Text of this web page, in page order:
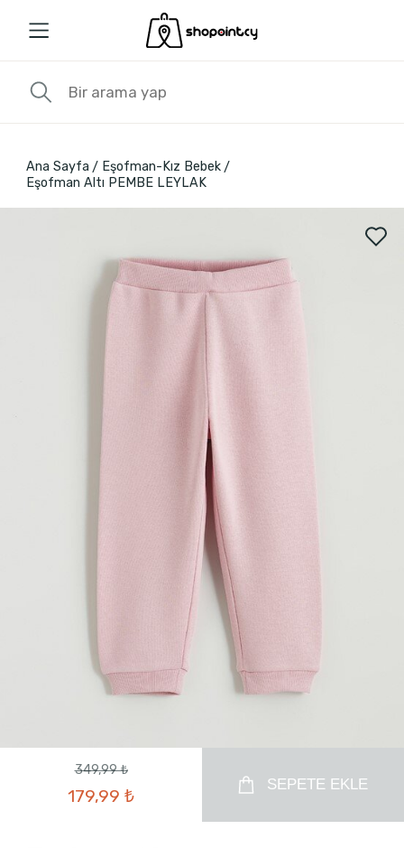
Ana Sayfa
Eşofman-Kız Bebek
Eşofman Altı PEMBE LEYLAK
349,99 ₺
179,99 ₺
SEPETE EKLE